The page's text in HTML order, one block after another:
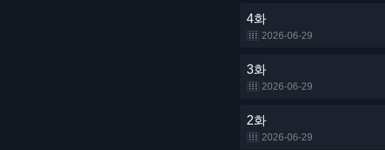
4화
2026-06-29
3화
2026-06-29
2화
2026-06-29